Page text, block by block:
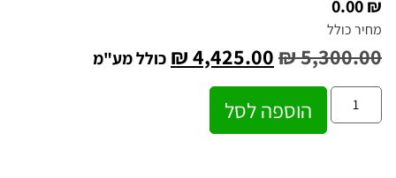
₪ 0.00
מחיר כולל
₪5,300.00
₪4,425.00 כולל מע"מ
הוספה לסל